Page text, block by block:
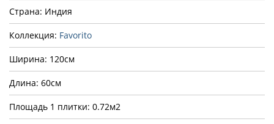
Страна: Индия
Коллекция: Favorito
Ширина: 120см
Длина: 60см
Площадь 1 плитки: 0.72м2